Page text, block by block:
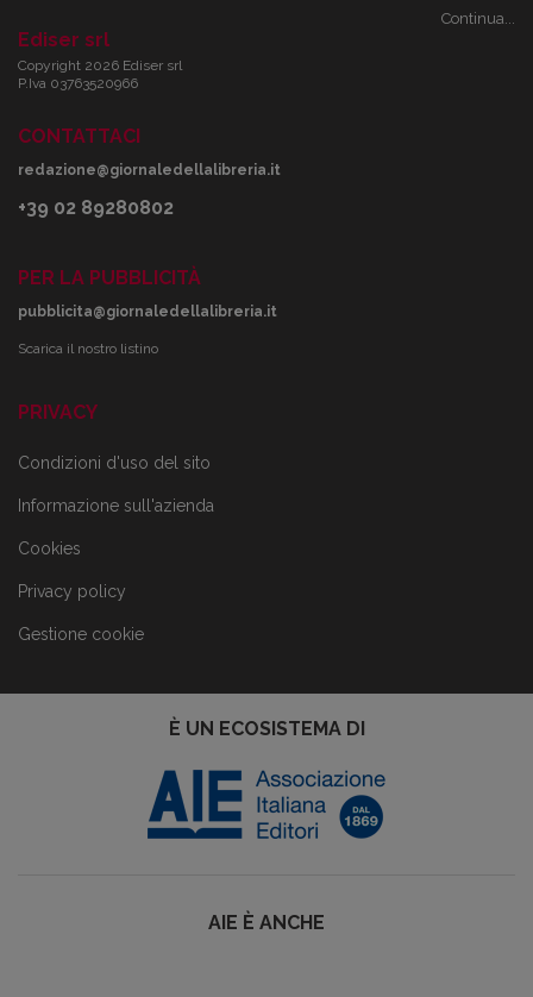
Continua...
Ediser srl
Copyright 2026 Ediser srl
P.Iva 03763520966
CONTATTACI
redazione@giornaledellalibreria.it
+39 02 89280802
PER LA PUBBLICITÀ
pubblicita@giornaledellalibreria.it
Scarica il nostro listino
PRIVACY
Condizioni d'uso del sito
Informazione sull'azienda
Cookies
Privacy policy
Gestione cookie
È UN ECOSISTEMA DI
AIE È ANCHE